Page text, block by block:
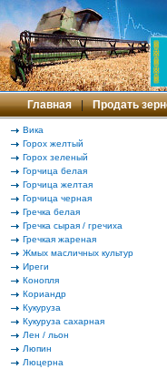
Главная | Продать
Вика
Горох желтый
Горох зеленый
Горчица белая
Горчица желтая
Горчица черная
Гречка белая
Гречка сырая / гречиха
Гречкая жареная
Жмых масличных культур
Иреги
Конопля
Кориандр
Кукуруза
Кукуруза сахарная
Лен / льон
Люпин
Люцерна